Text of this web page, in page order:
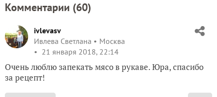
Комментарии (60)
ivlevasv
Ивлева Светлана
Москва
21 января 2018, 22:14
Очень люблю запекать мясо в рукаве. Юра, спасибо
за рецепт!